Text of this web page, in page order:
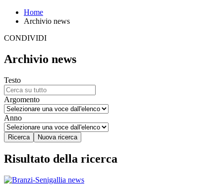
Home
Archivio news
CONDIVIDI
Archivio news
Testo
Argomento
Anno
Risultato della ricerca